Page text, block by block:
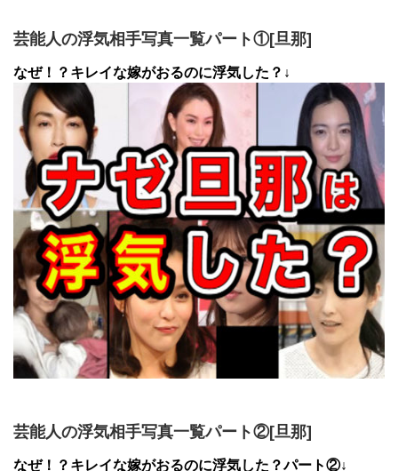
芸能人の浮気相手写真一覧パート①[旦那]
なぜ！？キレイな嫁がおるのに浮気した？↓
芸能人の浮気相手写真一覧パート②[旦那]
なぜ！？キレイな嫁がおるのに浮気した？パート②↓